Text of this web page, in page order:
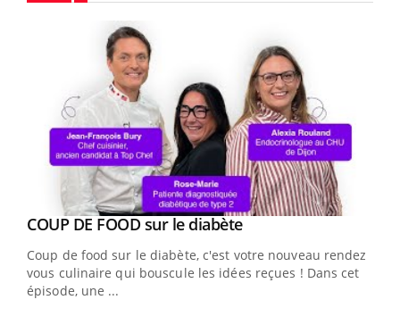
Youtube
COUP DE FOOD sur le diabèteYoutube
Coup de food sur le diabète, c'est votre nouveau rendez-
vous culinaire qui bouscule les idées reçues ! Dans cet
épisode, une ...